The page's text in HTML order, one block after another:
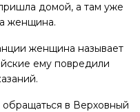
домой, а там уже
женщина.
женщина называет
ему повредили
в Верховный